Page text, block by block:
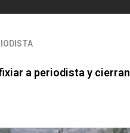
a periodista y cierran